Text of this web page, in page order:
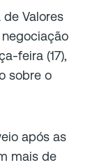
Valores
feira (17),
sobre o
após as
mais de